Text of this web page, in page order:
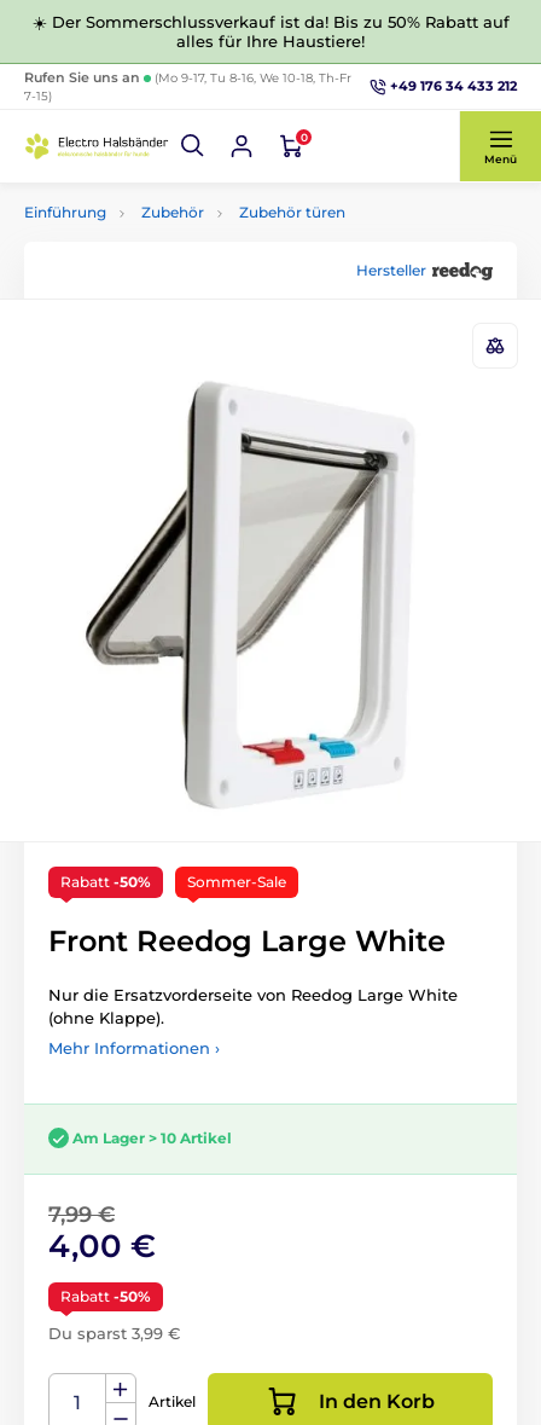
☀️ Der Sommerschlussverkauf ist da! Bis zu 50% Rabatt auf
alles für Ihre Haustiere!
Rufen Sie uns an
(Mo 9-17, Tu 8-16, We 10-18, Th-Fr
7-15)
+49 176 34 433 212
0
Menü
Einführung Zubehör Zubehör türen
Hersteller
Rabatt -50% Sommer-Sale
Front Reedog Large White
Nur die Ersatzvorderseite von Reedog Large White
(ohne Klappe).
Mehr Informationen ›
Am Lager > 10 Artikel
7,99 €
4,00 €
Rabatt -50%
Du sparst 3,99 €
Artikel In den Korb